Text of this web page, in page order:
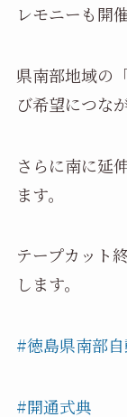
レモニーも開
県南部地域の
び希望につな
さらに南に延
ます。
テープカット
します。
#徳島県南部
#開通式典